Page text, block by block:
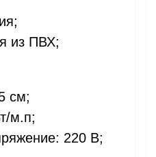
из ПВХ;
см;
м.п;
220 В;